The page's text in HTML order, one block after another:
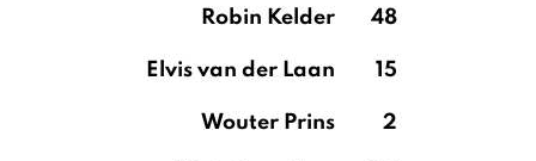
Robin Kelder 48
Elvis van der Laan 15
Wouter Prins 2